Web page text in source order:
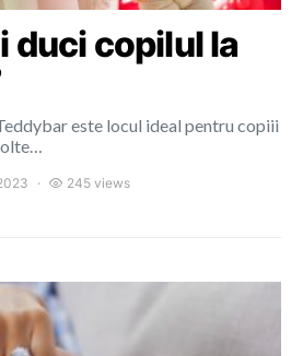
duci copilul la
este locul ideal pentru copiii
245 views